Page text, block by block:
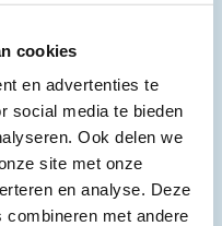
cookies
en advertenties te
social media te bieden
Ook delen we
site met onze
en analyse. Deze
combineren met andere
een gezamenlijke,
of niet — instroom,
zijn een gedeeld
is de volledige